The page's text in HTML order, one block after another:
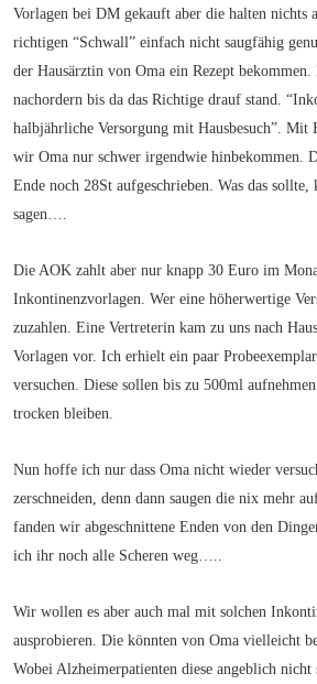
Vorlagen bei DM gekauft aber die halten nichts
richtigen “Schwall” einfach nicht saugfähig
der Hausärztin von Oma ein Rezept bekommen.
nachordern bis da das Richtige drauf stand.
halbjährliche Versorgung mit Hausbesuch”. Mit
wir Oma nur schwer irgendwie hinbekommen.
Ende noch 28St aufgeschrieben. Was das
sagen….
Die AOK zahlt aber nur knapp 30 Euro im
Inkontinenzvorlagen. Wer eine höherwertige
zuzahlen. Eine Vertreterin kam zu uns nach
Vorlagen vor. Ich erhielt ein paar
versuchen. Diese sollen bis zu 500ml
trocken bleiben.
Nun hoffe ich nur dass Oma nicht wieder
zerschneiden, denn dann saugen die nix mehr
fanden wir abgeschnittene Enden von den
ich ihr noch alle Scheren weg…..
Wir wollen es aber auch mal mit solchen
ausprobieren. Die könnten von Oma vielleicht
Wobei Alzheimerpatienten diese angeblich